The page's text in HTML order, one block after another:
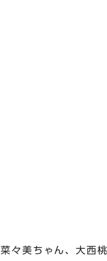
々美ちゃん、大西